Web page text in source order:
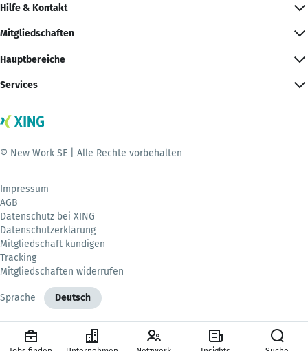
Hilfe & Kontakt
Mitgliedschaften
Hauptbereiche
Services
© New Work SE | Alle Rechte vorbehalten
Impressum
AGB
Datenschutz bei XING
Datenschutzerklärung
Mitgliedschaft kündigen
Tracking
Mitgliedschaften widerrufen
Sprache Deutsch